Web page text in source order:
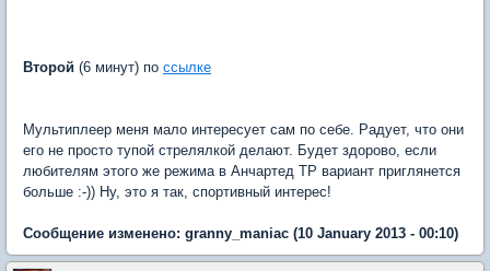
Второй (6 минут) по ссылке
Мультиплеер меня мало интересует сам по себе. Радует, что они
его не просто тупой стрелялкой делают. Будет здорово, если
любителям этого же режима в Анчартед ТР вариант приглянется
больше :-)) Ну, это я так, спортивный интерес!
Сообщение изменено: granny_maniac (10 January 2013 - 00:10)